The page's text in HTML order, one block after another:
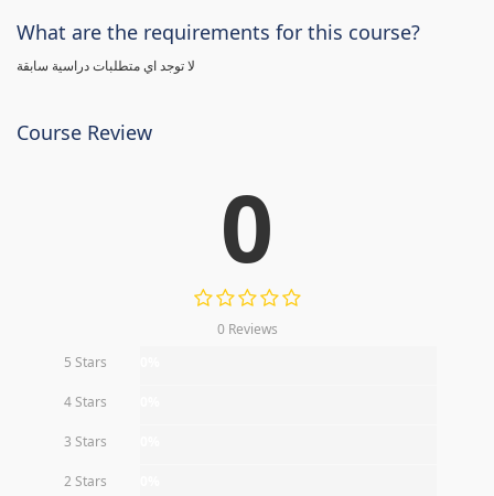
What are the requirements for this course?
لا توجد اي متطلبات دراسية سابقة
Course Review
0
0 Reviews
5 Stars
4 Stars
3 Stars
2 Stars